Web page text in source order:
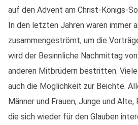
auf den Advent am Christ-Königs-
In den letzten Jahren waren immer
zusammengeströmt, um die
wird der Besinnliche Nachmittag von
anderen Mitbrüdern bestritten.
auch die Möglichkeit zur Beichte.
Männer und Frauen, Junge und
die sich wieder für den Glauben